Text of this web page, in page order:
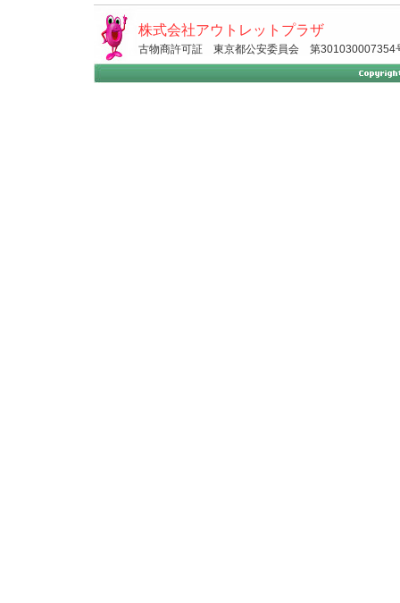
株式会社アウトレットプラザ
古物商許可証 東京都公安委員会 第301030007354